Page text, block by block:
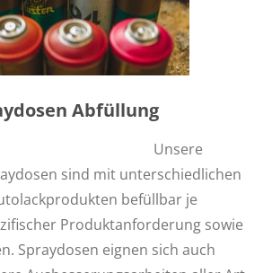
Abfüllung
sind mit unterschiedlichen
befüllbar je
Produktanforderung sowie
Spraydosen eignen sich auch